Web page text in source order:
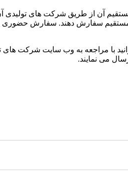
آن از طریق شرکت های تولیدی
سفارش دهند. سفارش حضوری
با مراجعه به وب سایت شرکت های
می نمایند.